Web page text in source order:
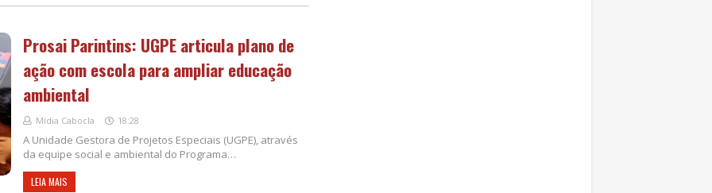
Prosai Parintins: UGPE articula plano de
ação com escola para ampliar educação
ambiental
Mídia Cabocla 18:28
A Unidade Gestora de Projetos Especiais (UGPE), através
da equipe social e ambiental do Programa…
LEIA MAIS